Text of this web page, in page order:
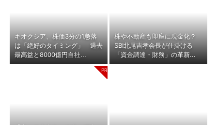
キオクシア、株価3分の1急落
は「絶好のタイミング」 過去
最高益と8000億円自社...
株や不動産も即座に現金化？
SBI北尾吉孝会長が仕掛ける
「資金調達・財務」の革新...